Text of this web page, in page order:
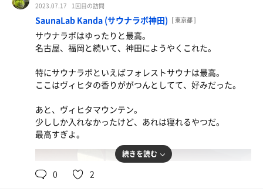
2023.07.17 1回目の訪問
SaunaLab Kanda (サウナラボ神田) [ 東京都 ]
サウナラボはゆったりと最高。
名古屋、福岡と続いて、神田にようやくこれた。
特にサウナラボといえばフォレストサウナは最高。
ここはヴィヒタの香りががつんとしてて、好みだった。
あと、ヴィヒタマウンテン。
少ししか入れなかったけど、あれは寝れるやつだ。
最高すぎよ。
続きを読む
0 2